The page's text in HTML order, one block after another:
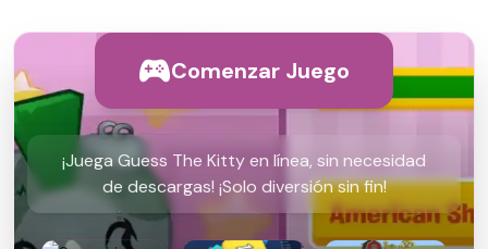
Comenzar Juego
¡Juega Guess The Kitty en línea, sin necesidad
de descargas! ¡Solo diversión sin fin!